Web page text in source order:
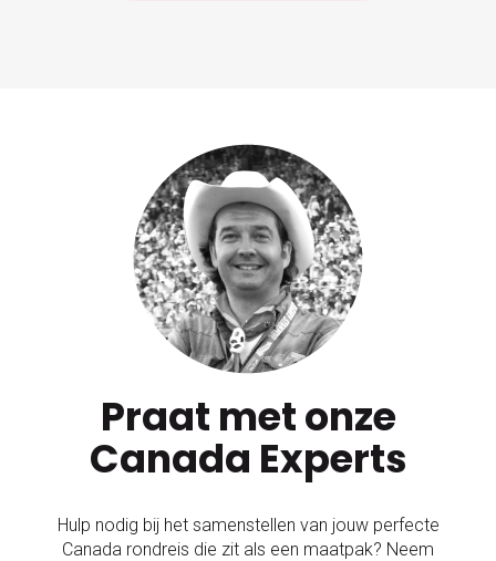
Praat met onze
Canada Experts
Hulp nodig bij het samenstellen van jouw perfecte
Canada rondreis die zit als een maatpak? Neem